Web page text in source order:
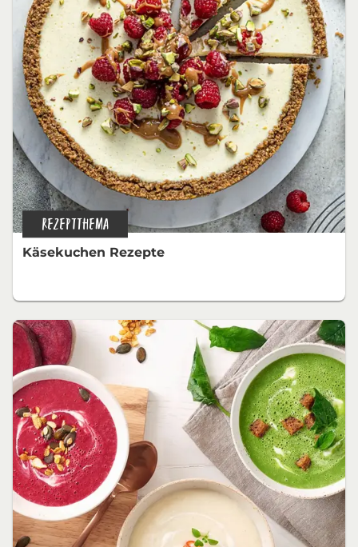
REZEPTTHEMA
Käsekuchen Rezepte